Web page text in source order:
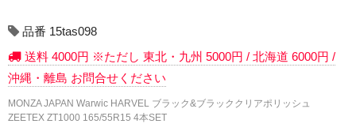
12インチ：夏タイヤホイール
13インチ：夏タイヤホイール
14インチ：夏タイヤホイール
品番 15tas098
送料 4000円 ※ただし 東北・九州 5000円 / 北海道 6000円 /
沖縄・離島 お問合せください
MONZA JAPAN Warwic HARVEL ブラック&ブラッククリアポリッシュ
ZEETEX ZT1000 165/55R15 4本SET